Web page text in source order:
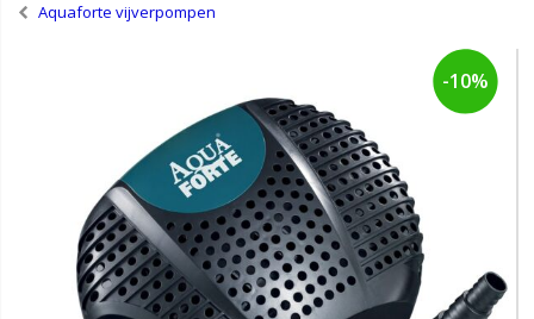
Home
Vijver
Aquaforte vijverpompen
-10%